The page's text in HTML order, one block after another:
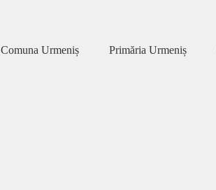
Comuna Urmeniș Primăria Urmeniș